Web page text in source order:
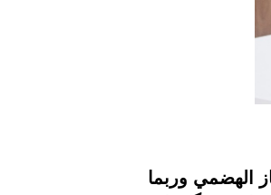
الهضمي وربما